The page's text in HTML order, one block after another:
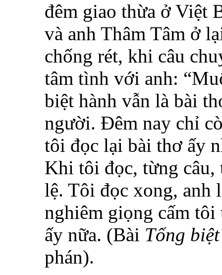
đêm giao thừa ở Việt
và anh Thâm Tâm ở
chống rét, khi câu
tâm tình với anh:
biệt hành vẫn là bài
người. Đêm nay chỉ
tôi đọc lại bài thơ ấy
Khi tôi đọc, từng câu,
lệ. Tôi đọc xong, anh
nghiêm giọng cấm
ấy nữa. (Bài Tống
phán).